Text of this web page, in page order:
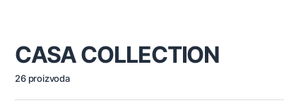
CASA COLLECTION
26 proizvoda